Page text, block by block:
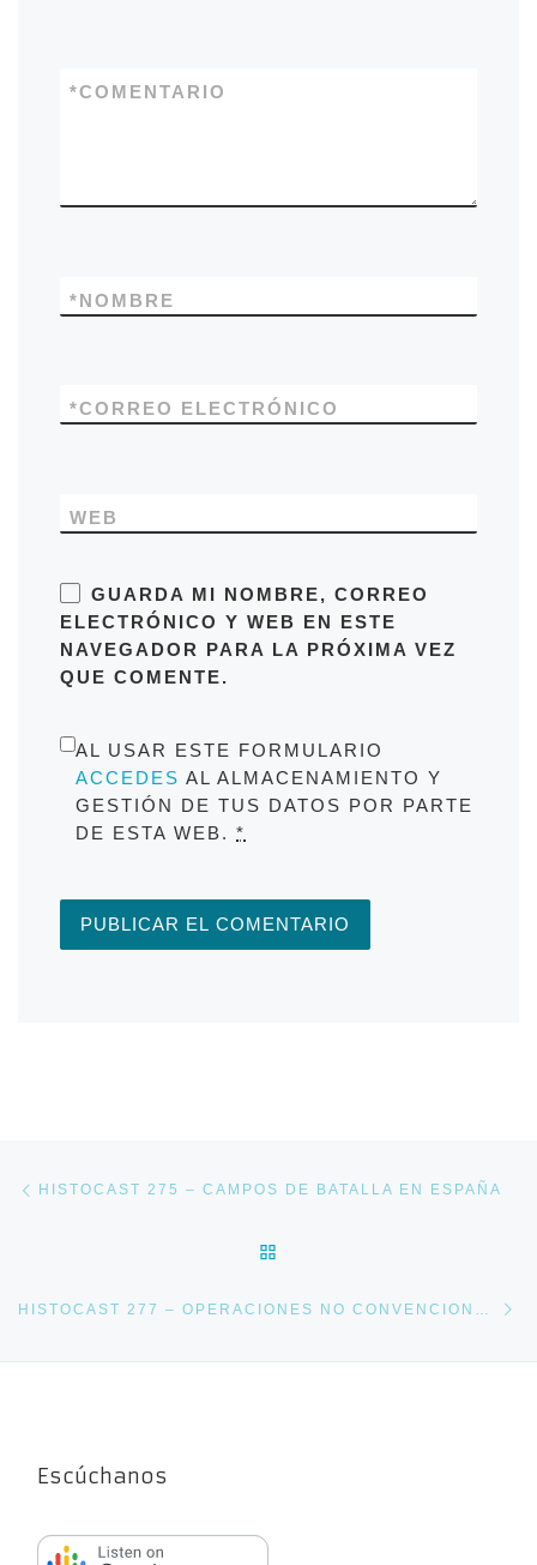
COMENTARIO
*
NOMBRE
*
CORREO ELECTRÓNICO
*
WEB
GUARDA MI NOMBRE, CORREO
ELECTRÓNICO Y WEB EN ESTE
NAVEGADOR PARA LA PRÓXIMA VEZ
QUE COMENTE.
AL USAR ESTE FORMULARIO
ACCEDES AL ALMACENAMIENTO Y
GESTIÓN DE TUS DATOS POR PARTE
DE ESTA WEB. *
Navegación de entradas
HISTOCAST 275 – CAMPOS DE BATALLA EN ESPAÑA
HISTOCAST 277 – OPERACIONES NO CONVENCIONALES DE RUSIA EN SU INVASIÓN DE UCRANIA
Escúchanos